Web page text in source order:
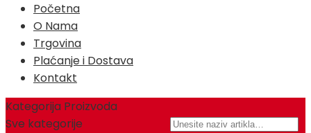
Početna
O Nama
Trgovina
Plaćanje i Dostava
Kontakt
Kategorija Proizvoda
Sve kategorije